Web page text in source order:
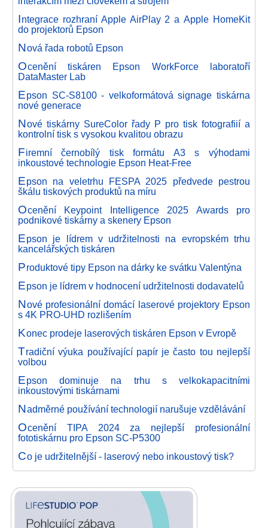
Integrace rozhraní Apple AirPlay 2 a Apple HomeKit
do projektorů Epson
Nová řada robotů Epson
Ocenění tiskáren Epson WorkForce laboratoří
DataMaster Lab
Epson SC-S8100 - velkoformátová signage tiskárna
nové generace
Nové tiskárny SureColor řady P pro tisk fotografiií a
kontrolní tisk s vysokou kvalitou obrazu
Firemní černobílý tisk formátu A3 s výhodami
inkoustové technologie Epson Heat-Free
Epson na veletrhu FESPA 2025 předvede pestrou
škálu tiskových produktů na míru
Ocenění Keypoint Intelligence 2025 Awards pro
podnikové tiskárny a skenery Epson
Epson je lídrem v udržitelnosti na evropském trhu
kancelářských tiskáren
Produktové tipy Epson na dárky ke svátku Valentýna
Epson je lídrem v hodnocení udržitelnosti dodavatelů
Nové profesionální domácí laserové projektory Epson
s 4K PRO-UHD rozlišením
Konec prodeje laserových tiskáren Epson v Evropě
Tradiční výuka používající papír je často tou nejlepší
volbou
Epson dominuje na trhu s velkokapacitními
inkoustovými tiskárnami
Nadměrné používání technologií narušuje vzdělávání
Ocenění TIPA 2024 za nejlepší profesionální
fototiskárnu pro Epson SC-P5300
Co je udržitelnější - laserový nebo inkoustový tisk?